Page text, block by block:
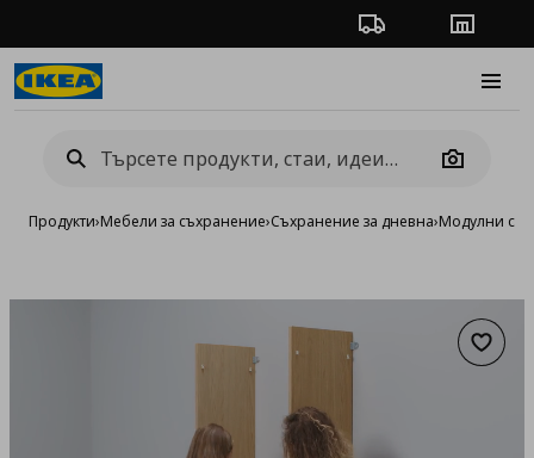
Проследяване на
Camera
Продукти›Мебели за съхранение›Съхранение за дневна›Модулни